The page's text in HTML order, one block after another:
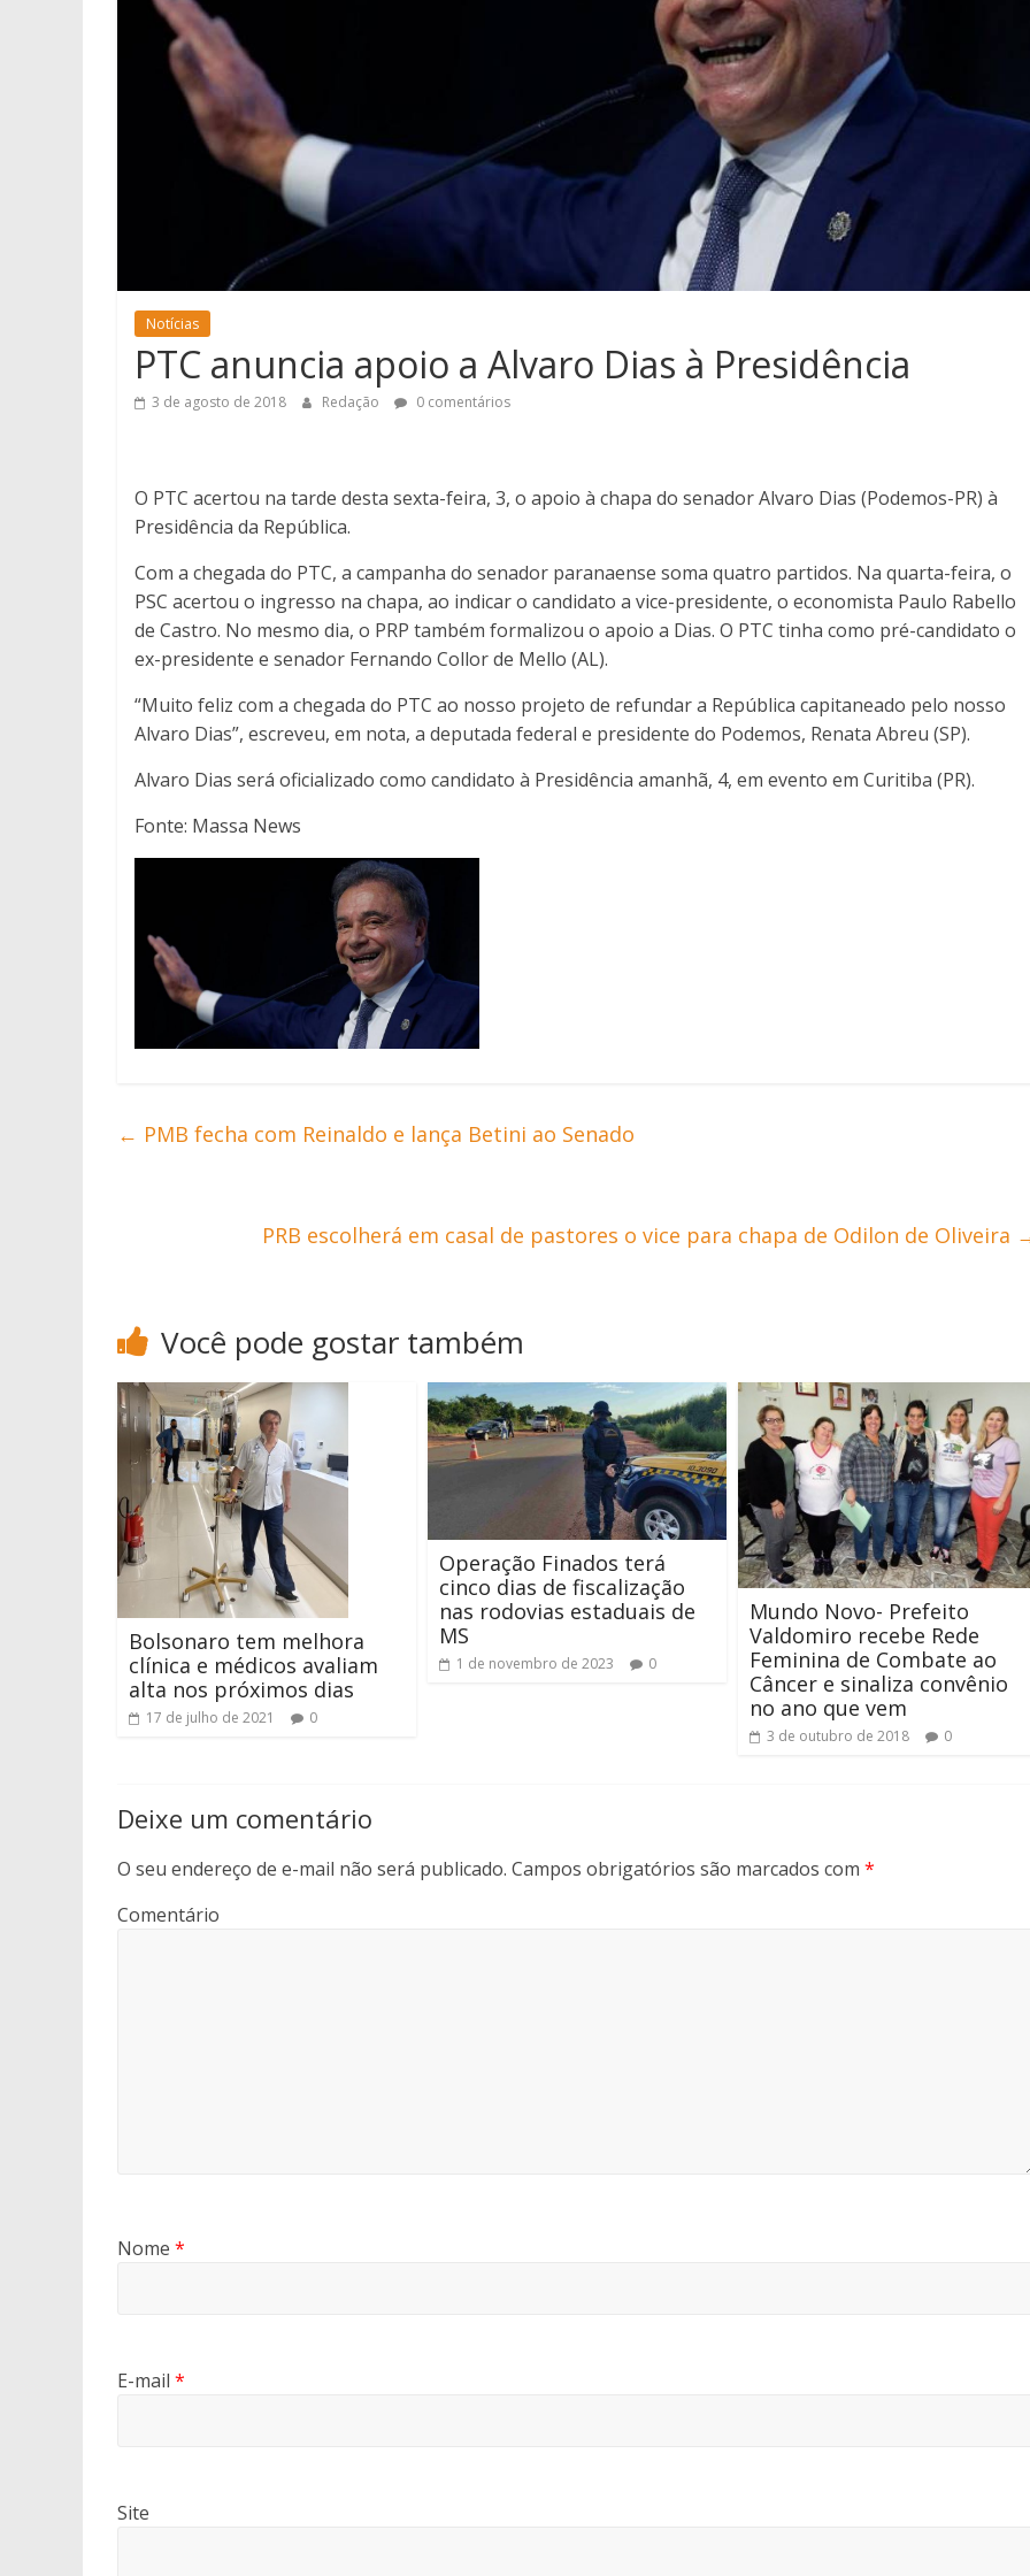
Notícias
PTC anuncia apoio a Alvaro Dias à Presidência
3 de agosto de 2018 Redação 0 comentários
O PTC acertou na tarde desta sexta-feira, 3, o apoio à chapa do senador Alvaro Dias (Podemos-PR) à
Presidência da República.
Com a chegada do PTC, a campanha do senador paranaense soma quatro partidos. Na quarta-feira, o
PSC acertou o ingresso na chapa, ao indicar o candidato a vice-presidente, o economista Paulo Rabello
de Castro. No mesmo dia, o PRP também formalizou o apoio a Dias. O PTC tinha como pré-candidato o
ex-presidente e senador Fernando Collor de Mello (AL).
“Muito feliz com a chegada do PTC ao nosso projeto de refundar a República capitaneado pelo nosso
Alvaro Dias”, escreveu, em nota, a deputada federal e presidente do Podemos, Renata Abreu (SP).
Alvaro Dias será oficializado como candidato à Presidência amanhã, 4, em evento em Curitiba (PR).
Fonte: Massa News
← PMB fecha com Reinaldo e lança Betini ao Senado
PRB escolherá em casal de pastores o vice para chapa de Odilon de Oliveira
Você pode gostar também
Bolsonaro tem melhora
clínica e médicos avaliam
alta nos próximos dias
17 de julho de 2021 0
Operação Finados terá
cinco dias de fiscalização
nas rodovias estaduais de
MS
1 de novembro de 2023 0
Mundo Novo- Prefeito
Valdomiro recebe Rede
Feminina de Combate ao
Câncer e sinaliza convênio
no ano que vem
3 de outubro de 2018 0
Deixe um comentário
O seu endereço de e-mail não será publicado. Campos obrigatórios são marcados com *
Comentário
Nome *
E-mail *
Site